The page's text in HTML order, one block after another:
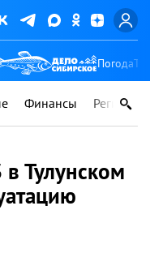
Погода
Финансы Регионы
Тулунском